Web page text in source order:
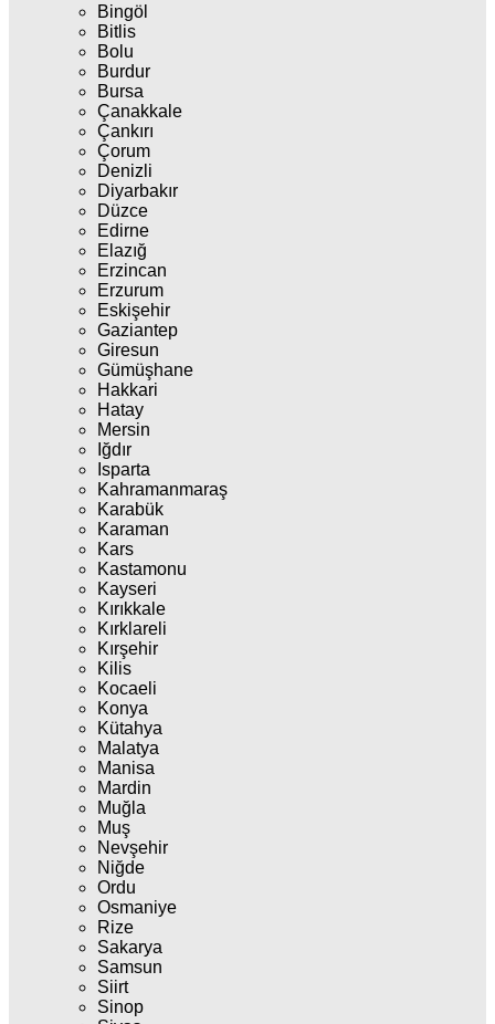
Bingöl
Bitlis
Bolu
Burdur
Bursa
Çanakkale
Çankırı
Çorum
Denizli
Diyarbakır
Düzce
Edirne
Elazığ
Erzincan
Erzurum
Eskişehir
Gaziantep
Giresun
Gümüşhane
Hakkari
Hatay
Mersin
Iğdır
Isparta
Kahramanmaraş
Karabük
Karaman
Kars
Kastamonu
Kayseri
Kırıkkale
Kırklareli
Kırşehir
Kilis
Kocaeli
Konya
Kütahya
Malatya
Manisa
Mardin
Muğla
Muş
Nevşehir
Niğde
Ordu
Osmaniye
Rize
Sakarya
Samsun
Siirt
Sinop